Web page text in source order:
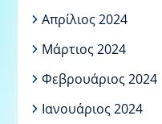
Απρίλιος 2024
Μάρτιος 2024
Φεβρουάριος 2024
Ιανουάριος 2024